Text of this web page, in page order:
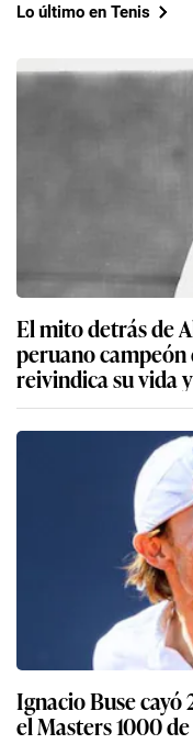
Lo último en Tenis
El mito detrás de
peruano
reivindica su vida
Ignacio Buse
el Masters 1000